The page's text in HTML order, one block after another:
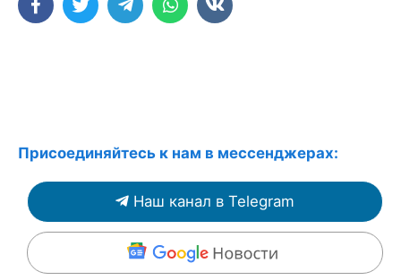
Присоединяйтесь к нам в мессенджерах:
Наш канал в Telegram